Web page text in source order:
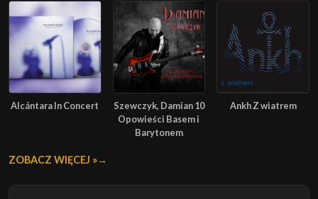
Alcántara In Concert
Szewczyk, Damian 10
Opowieści Basem i
Barytonem
Ankh Z wiatrem
ZOBACZ WIĘCEJ »